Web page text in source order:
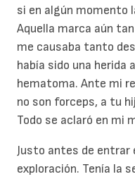
si en algún momento
Aquella marca aún
me causaba tanto
había sido una herida
hematoma. Ante mi
no son forceps, a tu
Todo se aclaró en mi
Justo antes de entrar
exploración. Tenía la